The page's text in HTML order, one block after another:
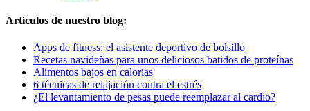
Artículos de nuestro blog:
Apps de fitness: el asistente deportivo de bolsillo
Recetas navideñas para unos deliciosos batidos de proteínas
Alimentos bajos en calorías
6 técnicas de relajación contra el estrés
¿El levantamiento de pesas puede reemplazar al cardio?